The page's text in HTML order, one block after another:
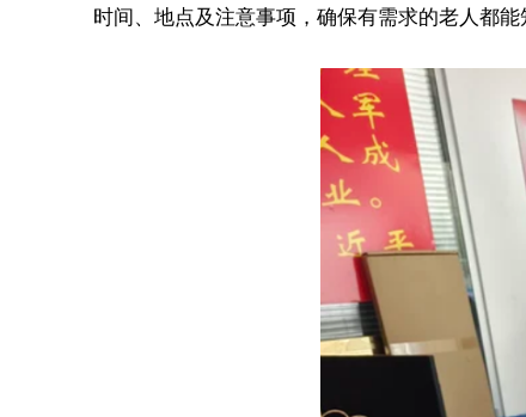
时间、地点及注意事项，确保有需求的老人都能